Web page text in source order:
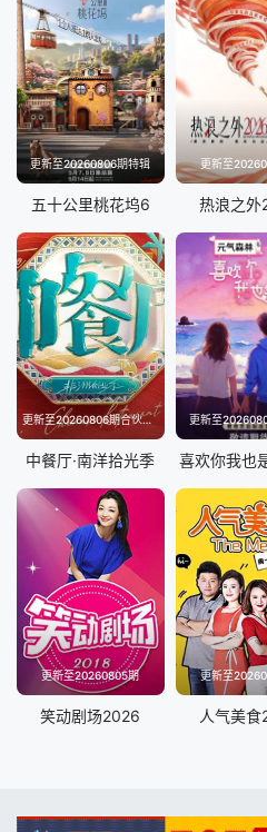
更新至20260806期特辑
五十公里桃花坞6
更新至
热浪之外
更新至20260806期合伙人手记
中餐厅·南洋拾光季
更新至
喜欢你我也
更新至20260805期
笑动剧场2026
更新至
人气美
RSS Baidu Google